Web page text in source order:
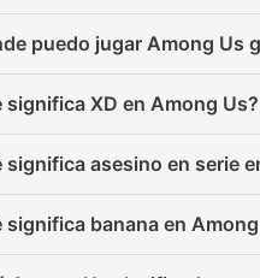
puedo jugar Among Us
significa XD en Among Us?
significa asesino en serie
significa banana en